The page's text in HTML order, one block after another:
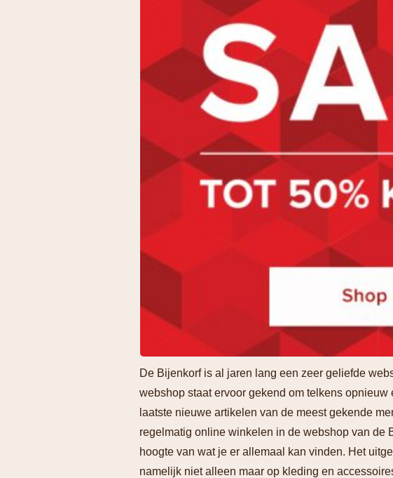
De Bijenkorf is al jaren lang een zeer geliefde
webshop staat ervoor gekend om telkens
laatste nieuwe artikelen van de meest gekende
regelmatig online winkelen in de webshop van de
hoogte van wat je er allemaal kan vinden. Het
namelijk niet alleen maar op kleding en